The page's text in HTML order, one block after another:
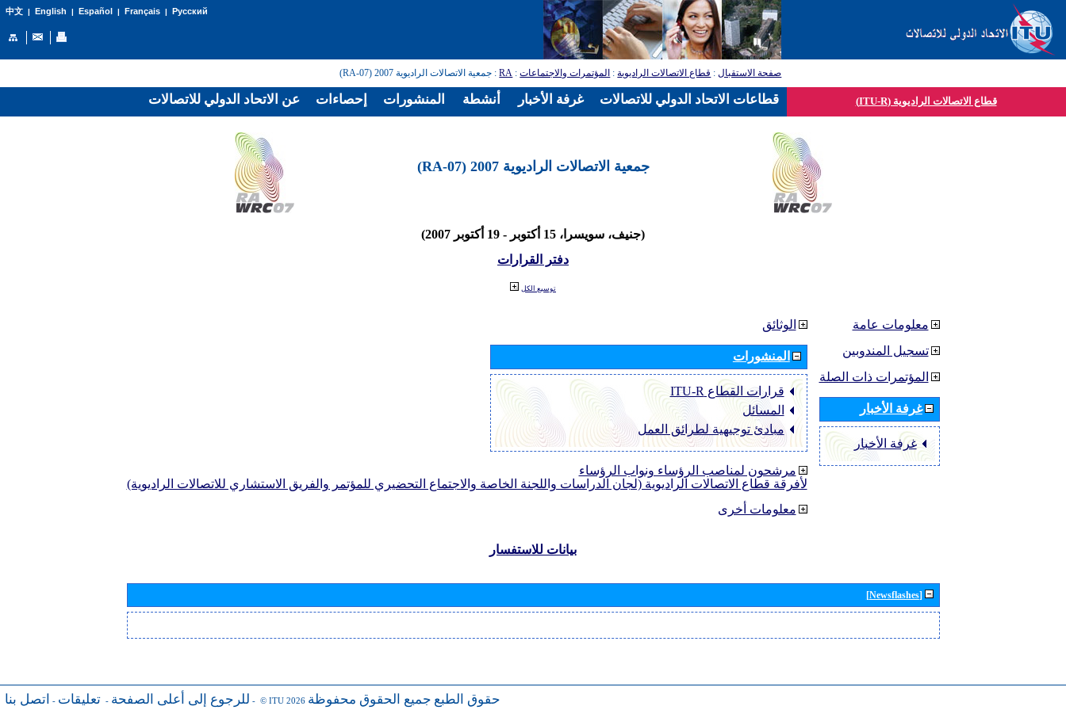
中文| English | Español | Français| Русский
صفحة الاستقبال: قطاع الاتصالات الراديوية: المؤتمرات والاجتماعات:
RA: جمعية الاتصالات الراديوية 2007 (RA-07)
قطاع الاتصالات الراديوية (ITU-R)
جمعية الاتصالات الراديوية 2007 (RA-07)
(جنيف، سويسرا، 15 أكتوبر - 19 أكتوبر 2007)
دفتر القرارات
توسيع الكل
الوثائق
المنشورات
قرارات القطاع ‏ITU-R
المسائل
مبادئ توجيهية لطرائق العمل
مرشحون لمناصب الرؤساء ونواب الرؤساء
لأفرقة قطاع الاتصالات الراديوية (لجان الدراسات واللجنة الخاصة والاجتماع التحضيري للمؤتمر والفريق الاستشاري للاتصالات الراديوية)
معلومات أخرى
معلومات عامة
تسجيل المندوبين
المؤتمرات ذات الصلة
غرفة الأخبار
غرفة الأخبار
بيانات للاستفسار
[Newsflashes]
للرجوع إلى أعلى الصفحة - تعليقات - اتصل بنا - © ITU 2026 حقوق الطبع جميع الحقوق محفوظة
عن الاتحاد الدولي للاتصالات إحصاءات المنشورات أنشطة غرفة الأخبار قطاعات الاتحاد الدولي للاتصالات